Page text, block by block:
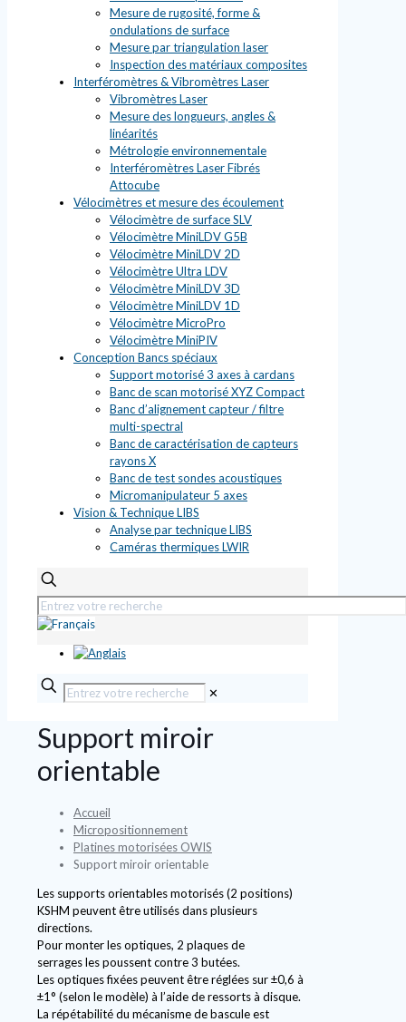
Mesure de rugosité, forme &
ondulations de surface
Mesure par triangulation laser
Inspection des matériaux composites
Interféromètres & Vibromètres Laser
Vibromètres Laser
Mesure des longueurs, angles &
linéarités
Métrologie environnementale
Interféromètres Laser Fibrés
Attocube
Vélocimètres et mesure des écoulement
Vélocimètre de surface SLV
Vélocimètre MiniLDV G5B
Vélocimètre MiniLDV 2D
Vélocimètre Ultra LDV
Vélocimètre MiniLDV 3D
Vélocimètre MiniLDV 1D
Vélocimètre MicroPro
Vélocimètre MiniPIV
Conception Bancs spéciaux
Support motorisé 3 axes à cardans
Banc de scan motorisé XYZ Compact
Banc d’alignement capteur / filtre
multi-spectral
Banc de caractérisation de capteurs
rayons X
Banc de test sondes acoustiques
Micromanipulateur 5 axes
Vision & Technique LIBS
Analyse par technique LIBS
Caméras thermiques LWIR
✕
Support miroir
orientable
Accueil
Micropositionnement
Platines motorisées OWIS
Support miroir orientable
Les supports orientables motorisés (2 positions)
KSHM peuvent être utilisés dans plusieurs
directions.
Pour monter les optiques, 2 plaques de
serrages les poussent contre 3 butées.
Les optiques fixées peuvent être réglées sur ±0,6 à
±1° (selon le modèle) à l’aide de ressorts à disque.
La répétabilité du mécanisme de bascule est